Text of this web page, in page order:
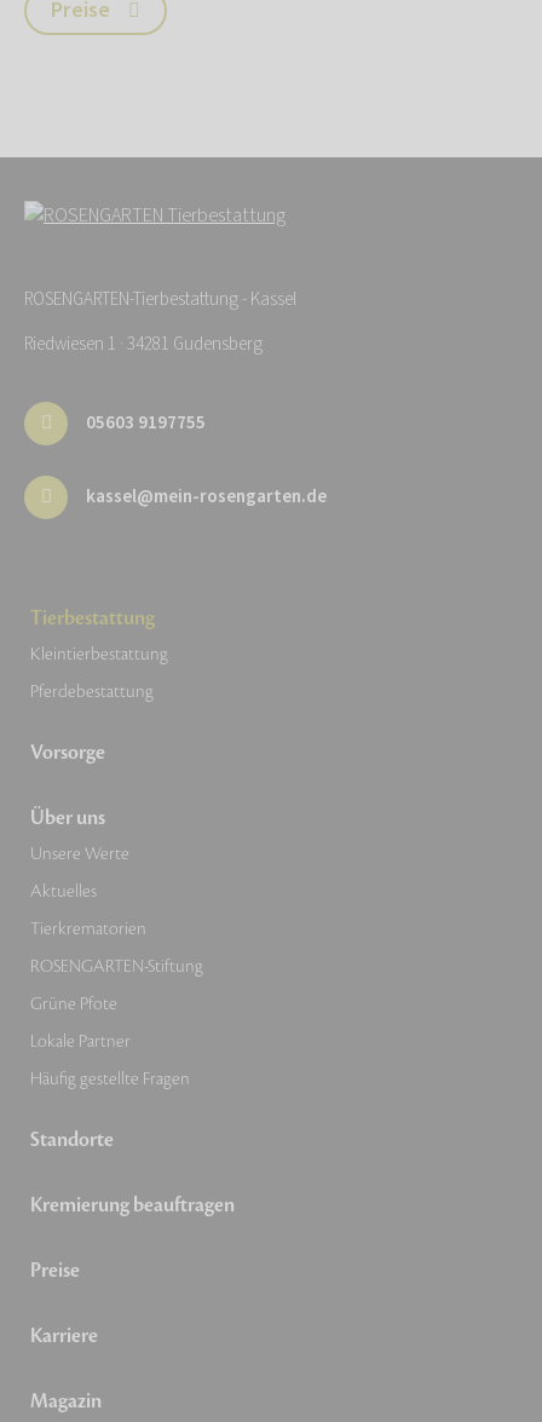
Preise
ROSENGARTEN-Tierbestattung - Kassel
Riedwiesen 1 · 34281 Gudensberg
05603 9197755
kassel@mein-rosengarten.de
Tierbestattung
Kleintierbestattung
Pferdebestattung
Vorsorge
Über uns
Unsere Werte
Aktuelles
Tierkrematorien
ROSENGARTEN-Stiftung
Grüne Pfote
Lokale Partner
Häufig gestellte Fragen
Standorte
Kremierung beauftragen
Preise
Karriere
Magazin